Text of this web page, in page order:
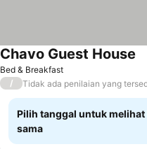
Bed & Breakfast
Chavo Guest House
/ Tidak ada penilaian yang
Pilih tanggal untuk melihat
sama